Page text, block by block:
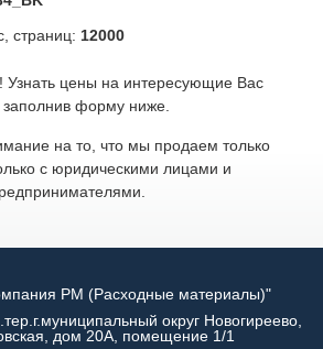
страниц: 12000
Узнать цены на интересующие Вас
форму ниже.
на то, что мы продаем только
с юридическими лицами и
РМ (Расходные материалы)"
округ Новогиреево,
дом 20А, помещение 1/1